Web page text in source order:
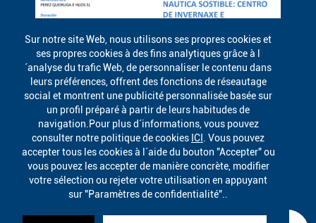
Sur notre site Web, nous utilisons ses propres cookies et
ses propres cookies à des fins analytiques grâce à l
´analyse du trafic Web, de personnaliser le contenu dans
leurs préférences, offrent des fonctions de réseautage
social et montrent une publicité personnalisée basée sur
un profil préparé à partir de leurs habitudes de
navigation.Pour plus d´informations, vous pouvez
consulter notre politique de cookies ICI . Vous pouvez
accepter tous les cookies à l´aide du bouton "Accepter" ou
vous pouvez les accepter de manière concrète, modifier
votre sélection ou rejeter votre utilisation en appuyant
sur "Paramètres de confidentialité"..